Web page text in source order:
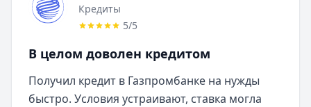
Кредиты
5/5
В целом доволен кредитом
Получил кредит в Газпромбанке на нужды
быстро. Условия устраивают, ставка могла